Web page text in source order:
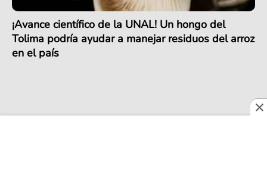
¡Avance científico de la UNAL! Un hongo del
Tolima podría ayudar a manejar residuos del arroz
en el país